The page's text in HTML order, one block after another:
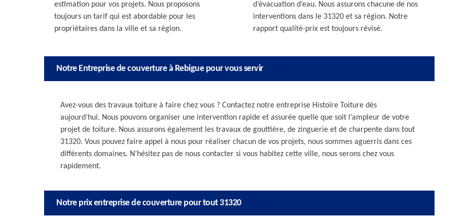
estimation pour vos projets. Nous proposons
toujours un tarif qui est abordable pour les
propriétaires dans la ville et sa région.
d’évacuation d’eau. Nous assurons chacune de nos
interventions dans le 31320 et sa région. Notre
rapport qualité-prix est toujours révisé.
Notre Entreprise de couverture à Rebigue pour vous servir
Avez-vous des travaux toiture à faire chez vous ? Contactez notre entreprise Histoire Toiture dès
aujourd’hui. Nous pouvons organiser une intervention rapide et assurée quelle que soit l’ampleur de votre
projet de toiture. Nous assurons également les travaux de gouttière, de zinguerie et de charpente dans tout
31320. Vous pouvez faire appel à nous pour réaliser chacun de vos projets, nous sommes aguerris dans ces
différents domaines. N’hésitez pas de nous contacter si vous habitez cette ville, nous serons chez vous
rapidement.
Notre prix entreprise de couverture pour tout 31320